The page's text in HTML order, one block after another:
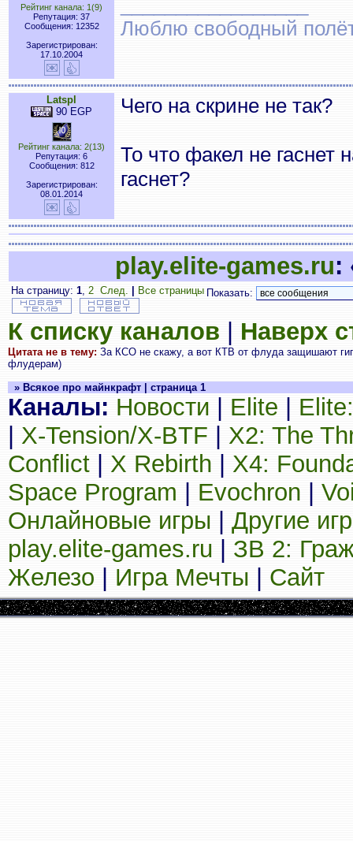
Рейтинг канала: 1(9)
Репутация: 37
Сообщения: 12352
Зарегистрирован:
17.10.2004
Люблю свободный
Latspl
90 EGP
Рейтинг канала: 2(13)
Репутация: 6
Сообщения: 812
Зарегистрирован:
08.01.2014
Чего на скрине не так?
То что факел не гаснет
гаснет?
play.elite-games.ru:
На страницу: 1, 2 След. Все страницы Показать:
К списку каналов Наверх
Цитата не в тему: За КСО не скажу, а вот КТВ от флуда защишают
флудерам)
» Всякое про майнкрафт | страница 1
Каналы: Новости Elite
X-Tension/X-BTF
X2: The
Conflict
X Rebirth
X4:
Space Program
Evochron
Онлайновые игры
Другие
play.elite-games.ru
ЗВ 2:
Железо
Игра Мечты Сайт